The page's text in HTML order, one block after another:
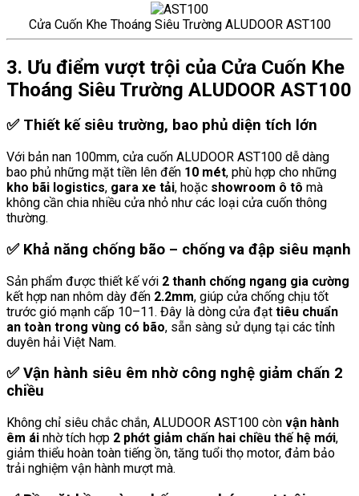
Cửa Cuốn Khe Thoáng Siêu Trường ALUDOOR AST100
3. Ưu điểm vượt trội của Cửa Cuốn Khe
Thoáng Siêu Trường ALUDOOR AST100
✅ Thiết kế siêu trường, bao phủ diện tích lớn
Với bản nan 100mm, cửa cuốn ALUDOOR AST100 dễ dàng
bao phủ những mặt tiền lên đến 10 mét, phù hợp cho những
kho bãi logistics, gara xe tải, hoặc showroom ô tô mà
không cần chia nhiều cửa nhỏ như các loại cửa cuốn thông
thường.
✅ Khả năng chống bão – chống va đập siêu mạnh
Sản phẩm được thiết kế với 2 thanh chống ngang gia cường
kết hợp nan nhôm dày đến 2.2mm, giúp cửa chống chịu tốt
trước gió mạnh cấp 10–11. Đây là dòng cửa đạt tiêu chuẩn
an toàn trong vùng có bão, sẵn sàng sử dụng tại các tỉnh
duyên hải Việt Nam.
✅Vận hành siêu êm nhờ công nghệ giảm chấn 2
chiều
Không chỉ siêu chắc chắn, ALUDOOR AST100 còn vận hành
êm ái nhờ tích hợp 2 phớt giảm chấn hai chiều thế hệ mới,
giảm thiểu hoàn toàn tiếng ồn, tăng tuổi thọ motor, đảm bảo
trải nghiệm vận hành mượt mà.